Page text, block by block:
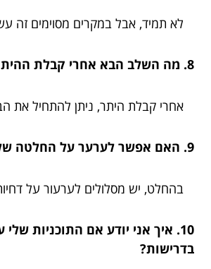
לא תמיד, אבל במקרים מסוימים זה
8. מה השלב הבא אחרי קבלת ההיתר?
אחרי קבלת היתר, ניתן להתחיל את
9. האם אפשר לערער על החלטה של הרשות?
בהחלט, יש מסלולים לערעור על
10. איך אני יודע אם התוכניות שלי
בדרישות?